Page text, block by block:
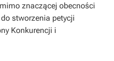
znaczącej obecności
stworzenia petycji
Konkurencji i